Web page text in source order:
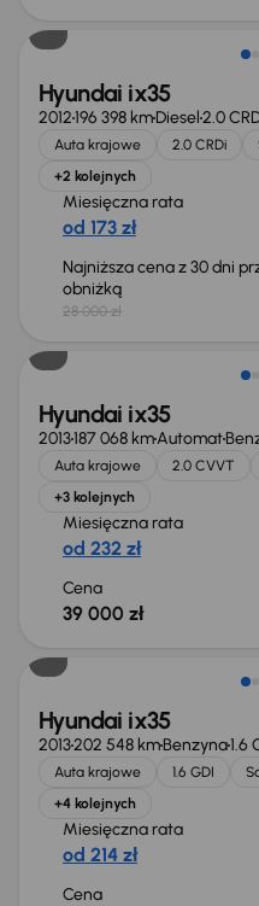
Hyundai ix35
2012196 398 kmDiesel2.0
Auta krajowe 2.0 CRDi
+2 kolejnych
Miesięczna rata
od 173 zł
Najniższa cena z 30 dni
obniżką
28 000 zł
Hyundai ix35
2013187 068 kmAutomat
Auta krajowe 2.0 CVVT
+3 kolejnych
Miesięczna rata
od 232 zł
Cena
39 000 zł
Hyundai ix35
2013202 548 kmBenzyna1.6
Auta krajowe 1.6 GDI
+4 kolejnych
Miesięczna rata
od 214 zł
Cena